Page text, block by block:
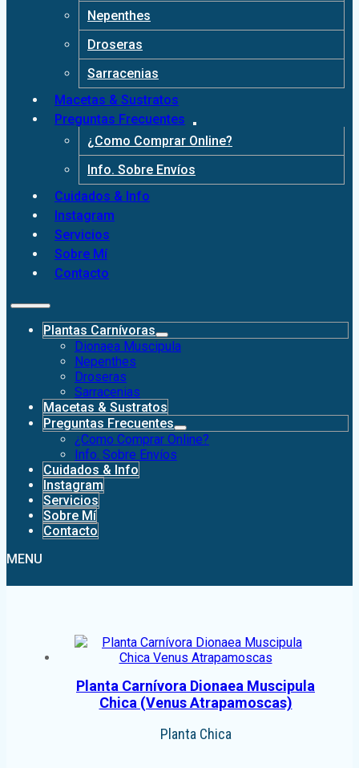
Nepenthes
Droseras
Sarracenias
Macetas & Sustratos
Preguntas Frecuentes
¿Como Comprar Online?
Info. Sobre Envíos
Cuidados & Info
Instagram
Servicios
Sobre Mí
Contacto
Plantas Carnívoras
Dionaea Muscipula
Nepenthes
Droseras
Sarracenias
Macetas & Sustratos
Preguntas Frecuentes
¿Como Comprar Online?
Info. Sobre Envíos
Cuidados & Info
Instagram
Servicios
Sobre Mí
Contacto
MENU
Planta Carnívora Dionaea Muscipula
Chica (Venus Atrapamoscas)
Planta Chica